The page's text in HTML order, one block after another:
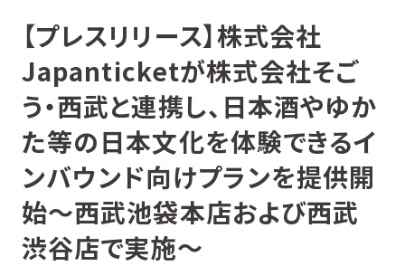
【プレスリリース】株式会社
Japanticketが株式会社そご
う・西武と連携し、日本酒やゆか
た等の日本文化を体験できるイ
ンバウンド向けプランを提供開
始〜西武池袋本店および西武
渋谷店で実施〜